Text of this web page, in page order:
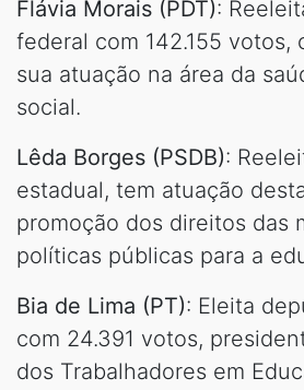
Flávia Morais (PDT):
federal com 142.155 votos,
sua atuação na área da
social.
Lêda Borges (PSDB):
estadual, tem atuação
promoção dos direitos das
políticas públicas para a
Bia de Lima (PT): Eleita
com 24.391 votos,
dos Trabalhadores em